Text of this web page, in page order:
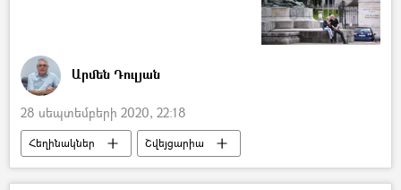
Արմեն Դուլյան
28 սեպտեմբերի 2020, 22:18
Հեղինակներ
Շվեյցարիա
5 րոպե Դուլյանի հետ